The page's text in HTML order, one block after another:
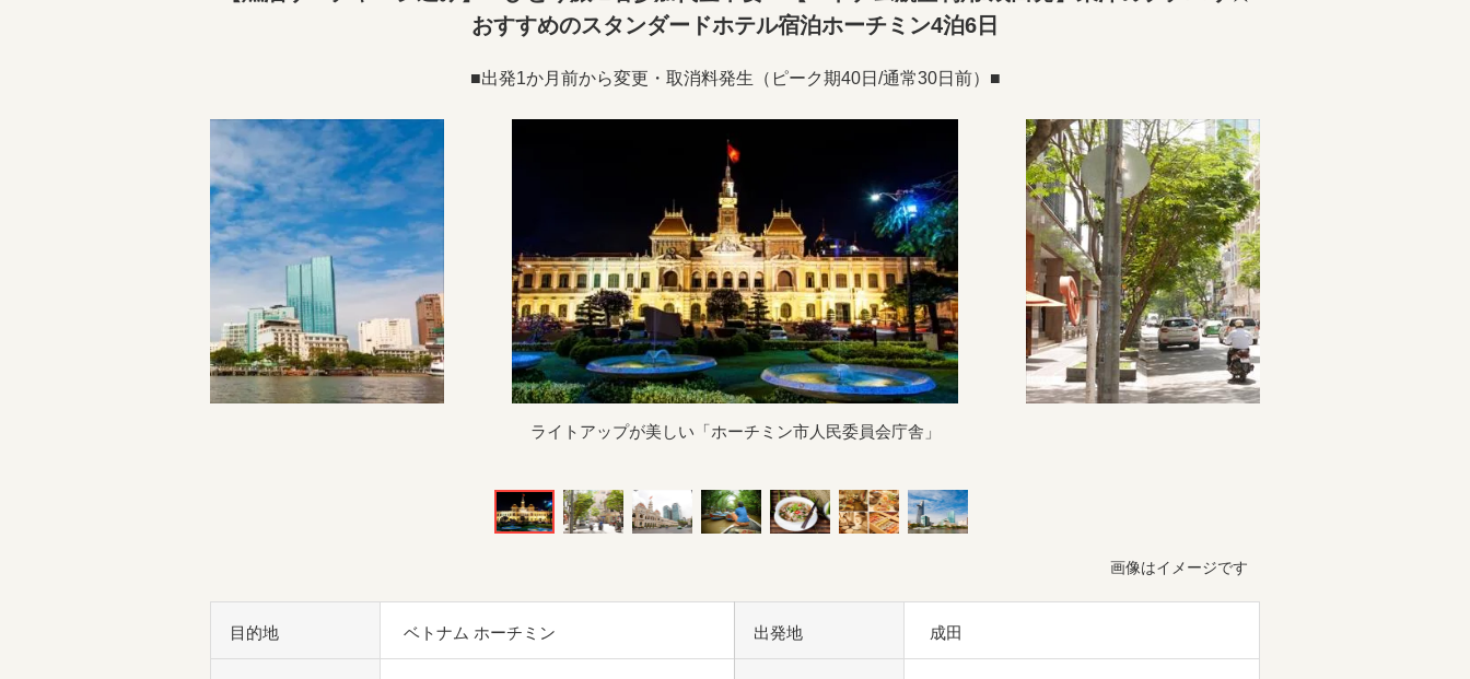
おすすめのスタンダードホテル宿泊ホーチミン4泊6日
■出発1か月前から変更・取消料発生（ピーク期40日/通常30日前）■
ライトアップが美しい「ホーチミン市人民委員会庁舎」
画像はイメージです
目的地 ベトナム ホーチミン 出発地 成田